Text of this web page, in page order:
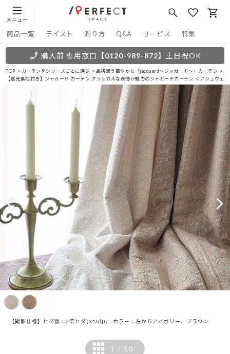
メニュー
商品一覧 テイスト 測り方 Q&A サービス 特集
購入前 専用窓口 【0120-989-872】 土日祝OK
TOP カーテンをシリーズごとに選ぶ
品格漂う華やかな「jacquard～ジャガード～」カーテン
【遮光裏地付き】ジャガード カーテン クラシカルな表情が魅力のジャガードカーテン ＜アシュウェ
【撮影仕様】ヒダ数：2倍ヒダ(3つ山)、 カラー：左からアイボリー、ブラウン
1 / 10